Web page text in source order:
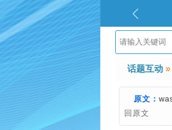
话题互动 »
原文：
回原文